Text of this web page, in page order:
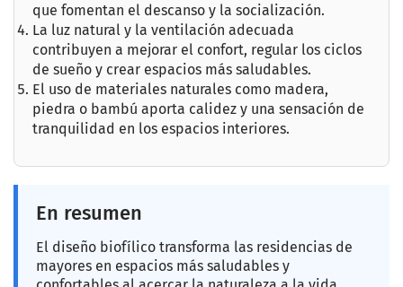
que fomentan el descanso y la socialización.
La luz natural y la ventilación adecuada
contribuyen a mejorar el confort, regular los ciclos
de sueño y crear espacios más saludables.
El uso de materiales naturales como madera,
piedra o bambú aporta calidez y una sensación de
tranquilidad en los espacios interiores.
En resumen
El diseño biofílico transforma las residencias de
mayores en espacios más saludables y